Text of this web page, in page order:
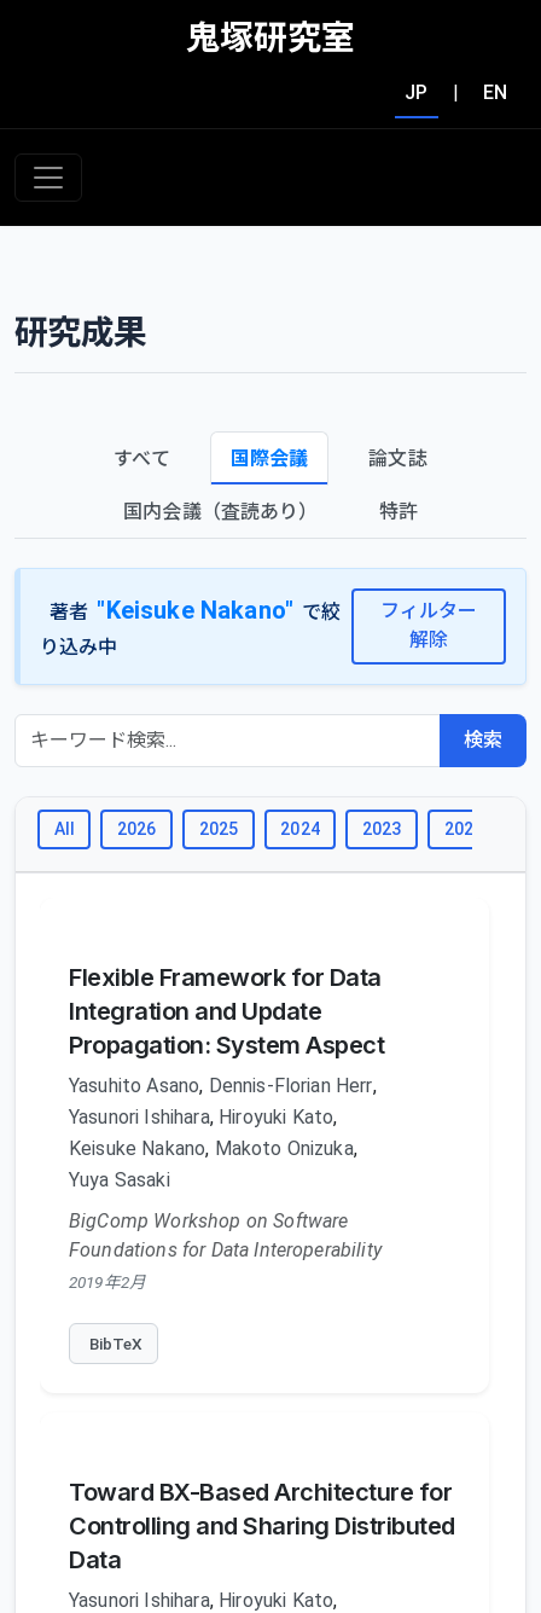
鬼塚研究室
JP | EN
研究成果
すべて 国際会議 論文誌
国内会議（査読あり） 特許
著者 "Keisuke Nakano" で絞
り込み中
フィルター
解除
検索
All 2026 2025 2024 2023 2022
Flexible Framework for Data
Integration and Update
Propagation: System Aspect
Yasuhito Asano, Dennis-Florian Herr,
Yasunori Ishihara, Hiroyuki Kato,
Keisuke Nakano, Makoto Onizuka,
Yuya Sasaki
BigComp Workshop on Software
Foundations for Data Interoperability
2019年2月
BibTeX
Toward BX-Based Architecture for
Controlling and Sharing Distributed
Data
Yasunori Ishihara, Hiroyuki Kato,